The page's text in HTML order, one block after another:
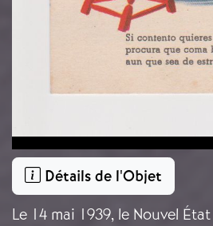
Détails de l'Objet
Le 14 mai 1939, le Nouvel